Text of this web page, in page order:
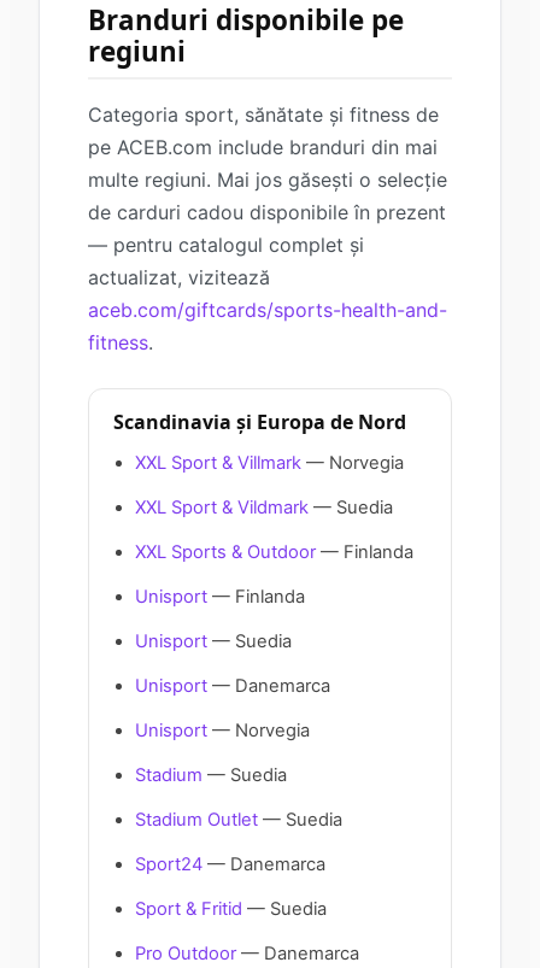
Branduri disponibile pe
regiuni
Categoria sport, sănătate și fitness de
pe ACEB.com include branduri din mai
multe regiuni. Mai jos găsești o selecție
de carduri cadou disponibile în prezent
— pentru catalogul complet și
actualizat, vizitează
aceb.com/giftcards/sports-health-and-
fitness.
Scandinavia și Europa de Nord
XXL Sport & Villmark — Norvegia
XXL Sport & Vildmark — Suedia
XXL Sports & Outdoor— Finlanda
Unisport — Finlanda
Unisport — Suedia
Unisport — Danemarca
Unisport — Norvegia
Stadium — Suedia
Stadium Outlet — Suedia
Sport24 — Danemarca
Sport & Fritid — Suedia
Pro Outdoor— Danemarca